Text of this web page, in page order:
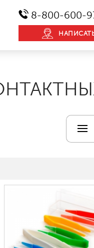
8-800-600-